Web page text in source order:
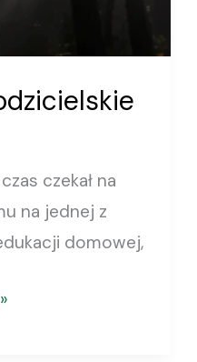
czekał na
na jednej z
domowej,